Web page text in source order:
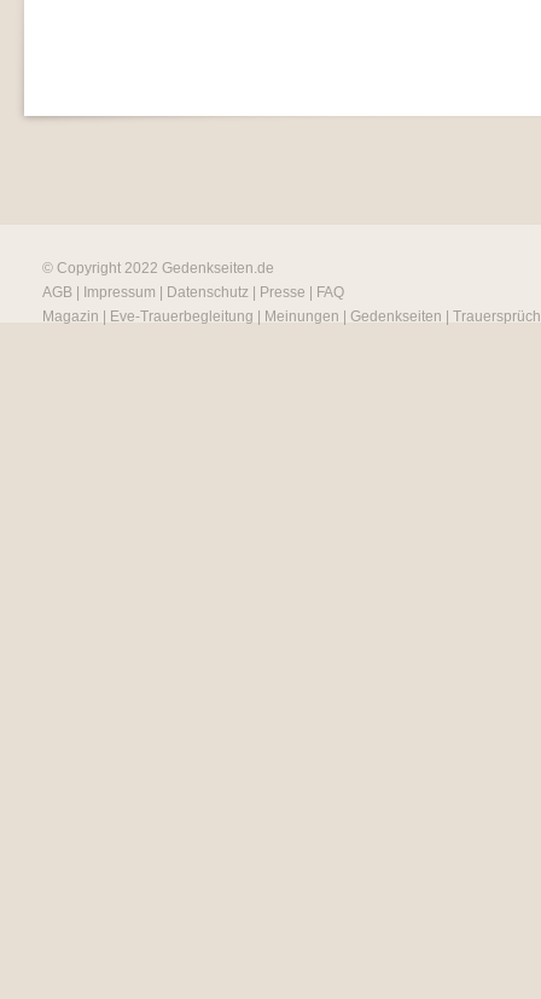
© Copyright 2022 Gedenkseiten.de
AGB
Impressum Datenschutz Presse
FAQ
Magazin
Eve-Trauerbegleitung Meinungen Gedenkseiten